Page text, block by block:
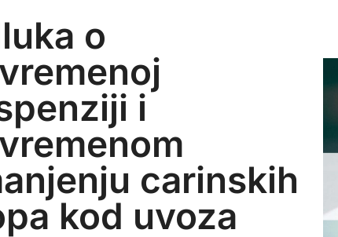
o
i
carinskih
kod uvoza